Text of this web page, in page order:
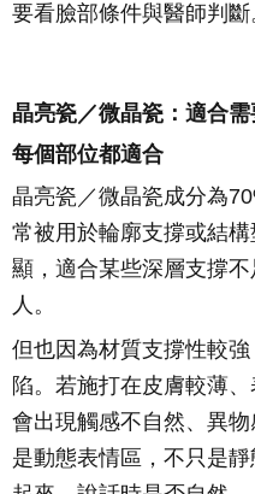
要看臉部條件與醫師判斷
晶亮瓷／微晶瓷：適合
每個部位都適合
晶亮瓷／微晶瓷成分為
常被用於輪廓支撐或結
顯，適合某些深層支撐
人。
但也因為材質支撐性較
陷。若施打在皮膚較薄
會出現觸感不自然、異
是動態表情區，不只是